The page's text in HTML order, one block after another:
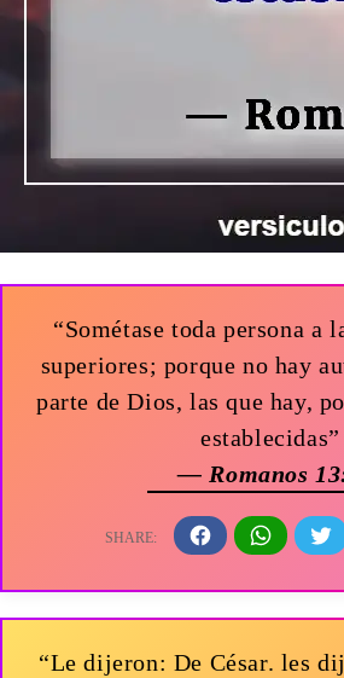
“Sométase toda persona a
superiores; porque no hay
parte de Dios, las que hay,
establecidas”
— Romanos
“Le dijeron: De César. les